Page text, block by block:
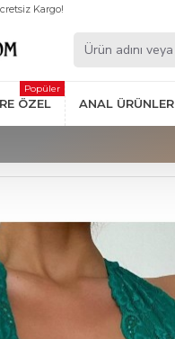
Kargo!
ÖZEL
Popüler
ANAL ÜRÜNLER